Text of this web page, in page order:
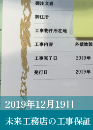
2019年12月19日
未来工務店の工事保証